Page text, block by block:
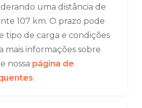
uma distância de
107 km. O prazo pode
tipo de carga e condições
mais informações sobre
nossa página de
.